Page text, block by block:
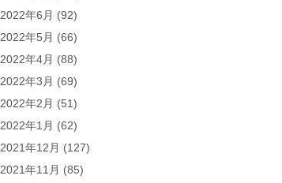
2022年6月 (92)
2022年5月 (66)
2022年4月 (88)
2022年3月 (69)
2022年2月 (51)
2022年1月 (62)
2021年12月 (127)
2021年11月 (85)